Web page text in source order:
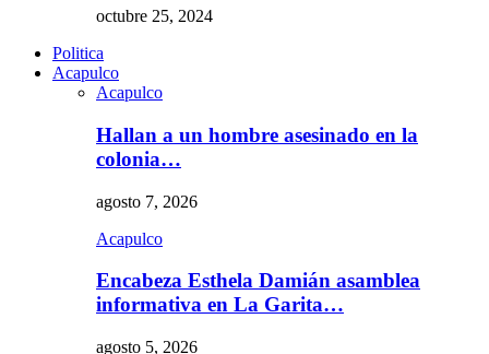
octubre 25, 2024
Politica
Acapulco
Acapulco
Hallan a un hombre asesinado en la
colonia…
agosto 7, 2026
Acapulco
Encabeza Esthela Damián asamblea
informativa en La Garita…
agosto 5, 2026